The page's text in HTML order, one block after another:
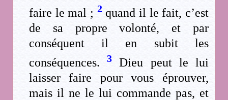
faire le mal ; 2quand il le fait, c’est
de sa propre volonté, et par
conséquent il en subit les
conséquences.3 Dieu peut le lui
laisser faire pour vous éprouver,
mais il ne le lui commande pas, et